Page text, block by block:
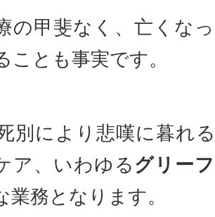
の甲斐なく、亡くな
ことも事実です。
別により悲嘆に暮れ
ア、いわゆる グリー
業務となります。